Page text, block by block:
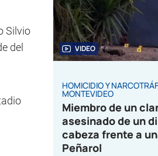
Silvio
del
VIDEO
HOMICIDIO Y
MONTEVIDEO
Miembro de un
asesinado de un
cabeza frente a
Peñarol